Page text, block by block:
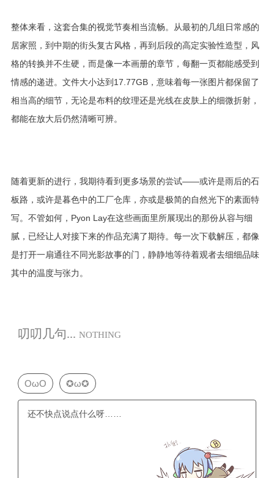
整体来看，这套合集的视觉节奏相当流畅。从最初的几组日常感的
居家照，到中期的街头复古风格，再到后段的高定实验性造型，风
格的转换并不生硬，而是像一本画册的章节，每翻一页都能感受到
情感的递进。文件大小达到17.77GB，意味着每一张图片都保留了
相当高的细节，无论是布料的纹理还是光线在皮肤上的细微折射，
都能在放大后仍然清晰可辨。
随着更新的进行，我期待看到更多场景的尝试——或许是雨后的石
板路，或许是暮色中的工厂仓库，亦或是极简的自然光下的素面特
写。不管如何，Pyon Lay在这些画面里所展现出的那份从容与细
腻，已经让人对接下来的作品充满了期待。每一次下载解压，都像
是打开一扇通往不同光影故事的门，静静地等待着观者去细细品味
其中的温度与张力。
叨叨几句... NOTHING
OωO ✪ω✪